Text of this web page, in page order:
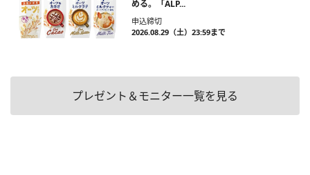
める。「ALP...
申込締切
2026.08.29（土）23:59まで
プレゼント＆モニター一覧を見る